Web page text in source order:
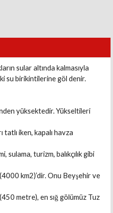
sular altında kalmasıyla
su birikintilerine göl denir.
yüksektedir. Yükseltileri
iken, kapalı havza
turizm, balıkçılık gibi
km2)’dir. Onu Beyşehir ve
metre), en sığ gölümüz Tuz